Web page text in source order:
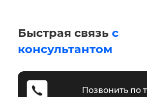
Быстрая связь с
консультантом
Позвонить по